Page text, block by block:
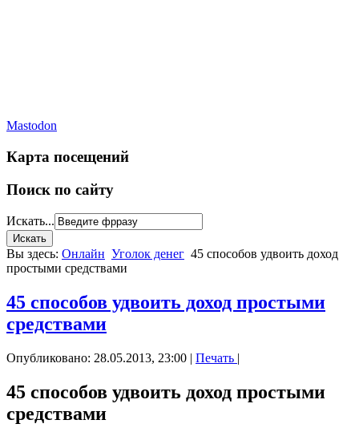
Mastodon
Карта посещений
Поиск по сайту
Искать...
Вы здесь: Онлайн Уголок денег 45 способов удвоить доход
простыми средствами
45 способов удвоить доход простыми
средствами
Опубликовано: 28.05.2013, 23:00 | Печать |
45 способов удвоить доход простыми
средствами